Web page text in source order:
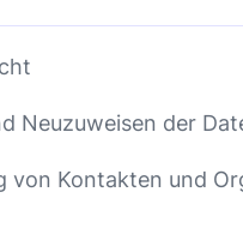
Neuzuweisen der
von Kontakten und